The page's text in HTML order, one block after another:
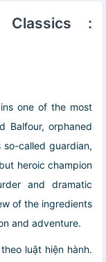
Classics :
one of the most
Balfour, orphaned
called guardian,
heroic champion
and dramatic
of the ingredients
and adventure.
luật hiện hành.